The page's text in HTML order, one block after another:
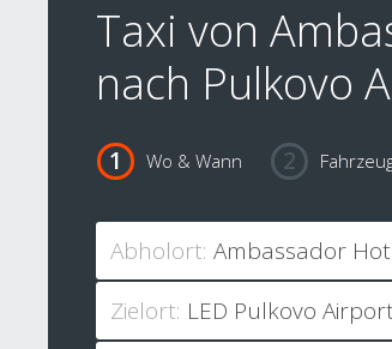
Taxi von
nach Pulkovo
Wo & Wann
Abholort:
Zielort: